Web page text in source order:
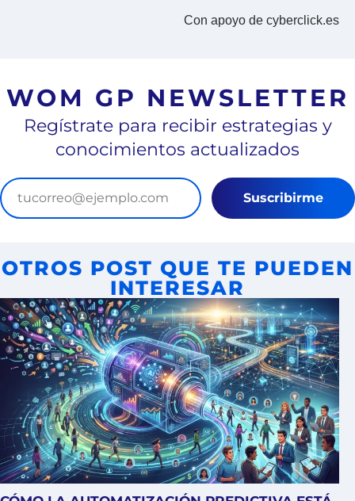
Con apoyo de cyberclick.es
WOM GP NEWSLETTER
Regístrate para recibir estrategias y
conocimientos actualizados
Suscribirme
OTROS POST QUE TE PUEDEN
INTERESAR